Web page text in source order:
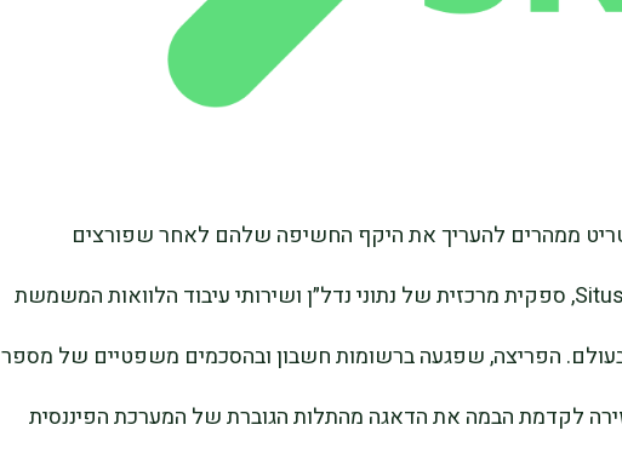
ממהרים להעריך את היקף החשיפה שלהם לאחר שפורצים
חדלו-זהות חדרו ל־SitusAMC, ספקית מרכזית של נתוני נדל״ן ושירותי עיבוד הלוואות המשמשת
הפריצה, שפגעה ברשומות חשבון ובהסכמים משפטיים של מספר
לקדמת הבמה את הדאגה מהתלות הגוברת של המערכת הפיננסית